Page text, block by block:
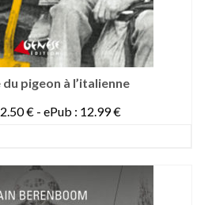
pigeon à l’italienne
€ - ePub : 12.99 €